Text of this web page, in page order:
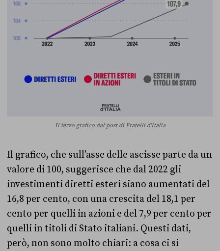
Il terzo grafico dal post di Fratelli d'Italia
Il grafico, che sull’asse delle ascisse parte da un
valore di 100, suggerisce che dal 2022 gli
investimenti diretti esteri siano aumentati del
16,8 per cento, con una crescita del 18,1 per
cento per quelli in azioni e del 7,9 per cento per
quelli in titoli di Stato italiani. Questi dati,
però, non sono molto chiari: a cosa ci si